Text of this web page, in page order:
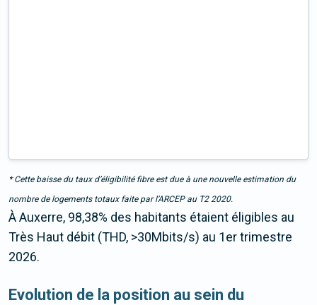
* Cette baisse du taux d’éligibilité fibre est due à une nouvelle estimation du
nombre de logements totaux faite par l’ARCEP au T2 2020.
À Auxerre, 98,38% des habitants étaient éligibles au
Très Haut débit (THD, >30Mbits/s) au 1er trimestre
2026.
Evolution de la position au sein du